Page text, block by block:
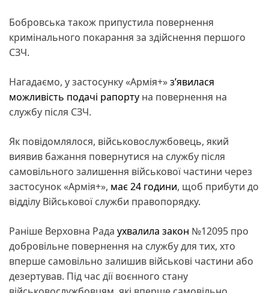
Бобровська також припустила повернення
кримінального покарання за здійснення першого
СЗЧ.
Нагадаємо, у застосунку «Армія+»з’явилася
можливість подачі рапорту на повернення на
службу після СЗЧ.
Як повідомлялося, військовослужбовець, який
виявив бажання повернутися на службу після
самовільного залишення військової частини через
застосунок «Армія+», має 24 години, щоб прибути до
відділу Військової служби правопорядку.
Раніше Верховна Рада ухвалила закон №12095 про
добровільне повернення на службу для тих, хто
вперше самовільно залишив військові частини або
дезертував. Під час дії воєнного стану